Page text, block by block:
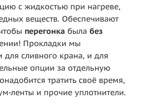
с жидкостью при нагреве,
веществ. Обеспечивают
перегонка была без
Прокладки мы
для сливного крана, и для
опции за отдельную
тратить своё время,
ленты и прочие уплотнители.